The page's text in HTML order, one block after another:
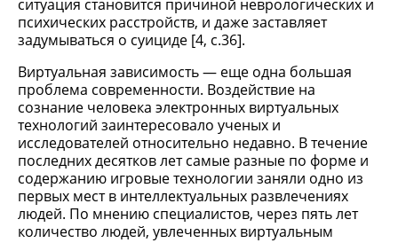
ситуация становится причиной неврологических и
психических расстройств, и даже заставляет
задумываться о суициде [4, c.36].
Виртуальная зависимость — еще одна большая
проблема современности. Воздействие на
сознание человека электронных виртуальных
технологий заинтересовало ученых и
исследователей относительно недавно. В течение
последних десятков лет самые разные по форме и
содержанию игровые технологии заняли одно из
первых мест в интеллектуальных развлечениях
людей. По мнению специалистов, через пять лет
количество людей, увлеченных виртуальным